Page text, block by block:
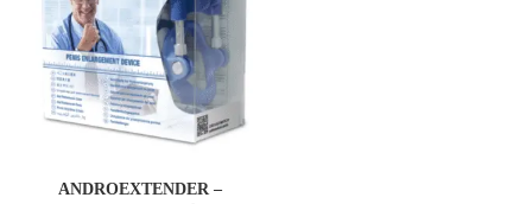
ANDROEXTENDER –